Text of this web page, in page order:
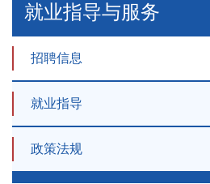
就业指导与服务
招聘信息
就业指导
政策法规